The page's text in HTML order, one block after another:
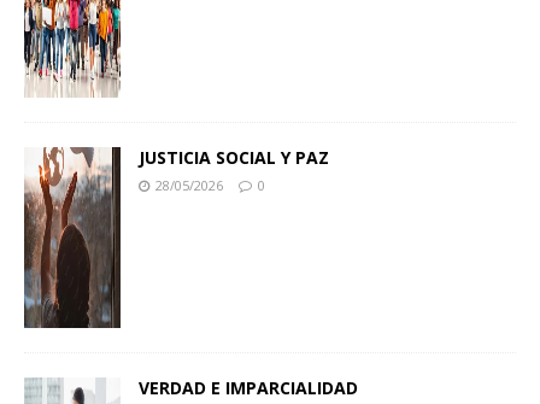
JUSTICIA SOCIAL Y PAZ
28/05/2026 0
VERDAD E IMPARCIALIDAD